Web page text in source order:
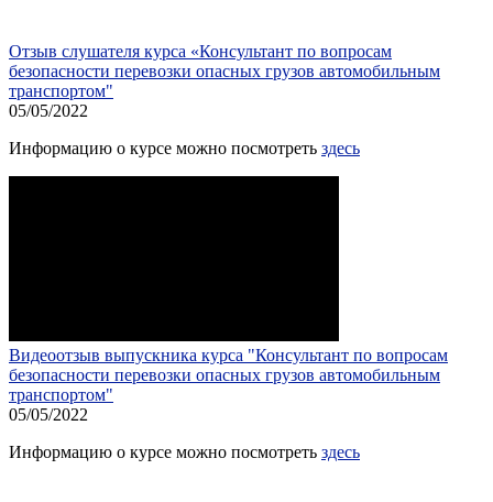
Отзыв слушателя курса «Консультант по вопросам
безопасности перевозки опасных грузов автомобильным
транспортом"
05/05/2022
Информацию о курсе можно посмотреть здесь
Видеоотзыв выпускника курса "Консультант по вопросам
безопасности перевозки опасных грузов автомобильным
транспортом"
05/05/2022
Информацию о курсе можно посмотреть здесь